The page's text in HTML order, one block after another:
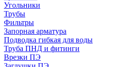
Угольники
Трубы
Фильтры
Запорная арматура
Подводка гибкая для воды
Труба ПНД и фитинги
Врезки ПЭ